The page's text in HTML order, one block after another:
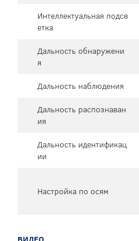
Интеллектуальная подсв
етка
Дальность обнаружени
я
Дальность наблюдения
Дальность распознаван
ия
Дальность идентификац
ии
Настройка по осям